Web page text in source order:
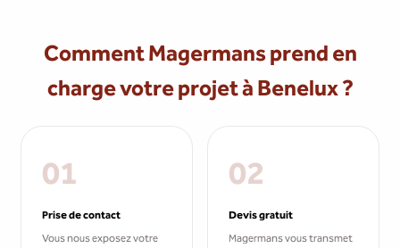
Comment Magermans prend en
charge votre projet à Benelux ?
01
Prise de contact
Vous nous exposez votre
02
Devis gratuit
Magermans vous transmet